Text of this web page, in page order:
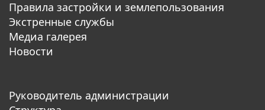
Правила застройки и землепользования
Экстренные службы
Медиа галерея
Новости
Руководитель администрации